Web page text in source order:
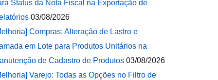
Status da Nota Fiscal na Exportação de
03/08/2026
Compras: Alteração de Lastro e
em Lote para Produtos Unitários na
de Cadastro de Produtos 03/08/2026
Varejo: Todas as Opções no Filtro de